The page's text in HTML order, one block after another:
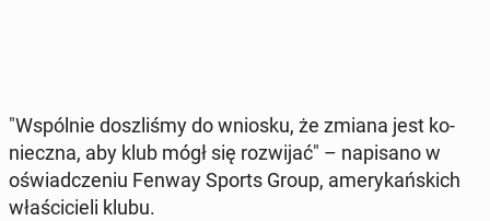
"Wspól­nie do­szli­śmy do wniosku, że zmiana jest ko­
niecz­na, aby klub mógł się roz­wi­jać" – na­pi­sa­no w
oświad­cze­niu Fenway Sports Group, ame­ry­kań­skich
wła­ści­cie­li klubu.